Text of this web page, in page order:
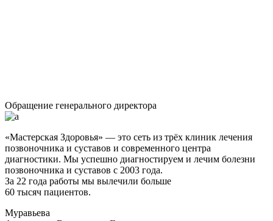
Обращение генерального директора
«Мастерская Здоровья» — это сеть из трёх клиник лечения
позвоночника и суставов и современного центра
диагностики. Мы успешно диагностируем и лечим болезни
позвоночника и суставов с 2003 года.
За 22 года работы мы вылечили больше
60 тысяч пациентов.
Муравьева